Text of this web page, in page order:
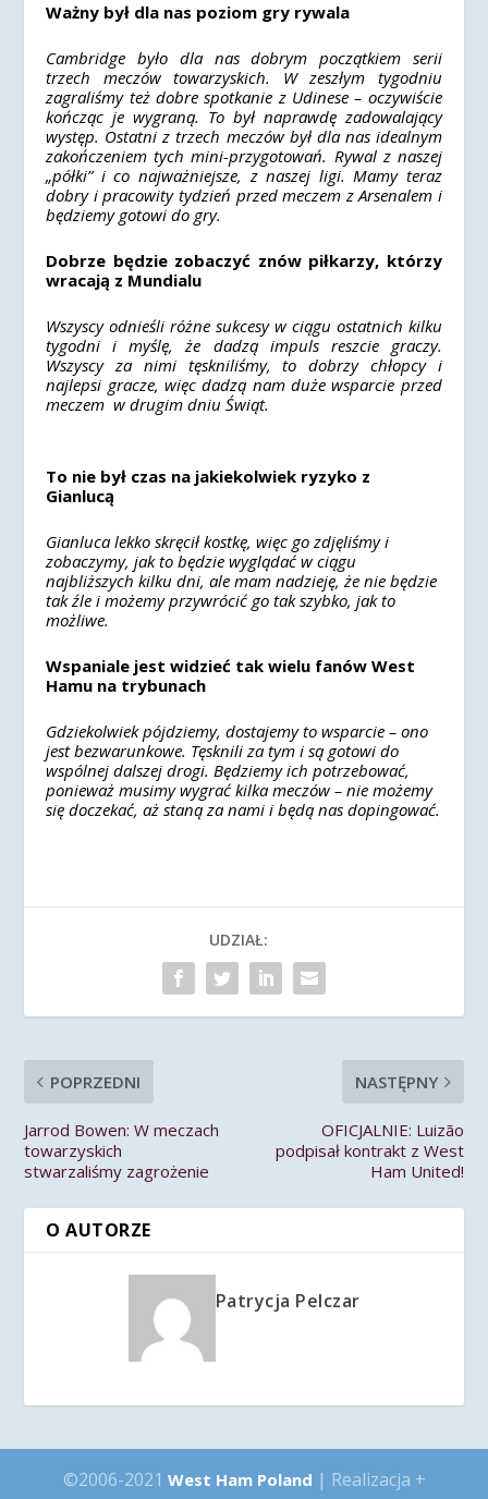
Ważny był dla nas poziom gry rywala
Cambridge było dla nas dobrym początkiem serii
trzech meczów towarzyskich. W zeszłym tygodniu
zagraliśmy też dobre spotkanie z Udinese – oczywiście
kończąc je wygraną. To był naprawdę zadowalający
występ. Ostatni z trzech meczów był dla nas idealnym
zakończeniem tych mini-przygotowań. Rywal z naszej
„półki” i co najważniejsze, z naszej ligi. Mamy teraz
dobry i pracowity tydzień przed meczem z Arsenalem i
będziemy gotowi do gry.
Dobrze będzie zobaczyć znów piłkarzy, którzy
wracają z Mundialu
Wszyscy odnieśli różne sukcesy w ciągu ostatnich kilku
tygodni i myślę, że dadzą impuls reszcie graczy.
Wszyscy za nimi tęskniliśmy, to dobrzy chłopcy i
najlepsi gracze, więc dadzą nam duże wsparcie przed
meczem w drugim dniu Świąt.
To nie był czas na jakiekolwiek ryzyko z
Gianlucą
Gianluca lekko skręcił kostkę, więc go zdjęliśmy i
zobaczymy, jak to będzie wyglądać w ciągu
najbliższych kilku dni, ale mam nadzieję, że nie będzie
tak źle i możemy przywrócić go tak szybko, jak to
możliwe.
Wspaniale jest widzieć tak wielu fanów West
Hamu na trybunach
Gdziekolwiek pójdziemy, dostajemy to wsparcie – ono
jest bezwarunkowe. Tęsknili za tym i są gotowi do
wspólnej dalszej drogi. Będziemy ich potrzebować,
ponieważ musimy wygrać kilka meczów – nie możemy
się doczekać, aż staną za nami i będą nas dopingować.
UDZIAŁ:
POPRZEDNI
Jarrod Bowen: W meczach
towarzyskich
stwarzaliśmy zagrożenie
NASTĘPNY
OFICJALNIE: Luizão
podpisał kontrakt z West
Ham United!
O AUTORZE
Patrycja Pelczar
©2006-2021 West Ham Poland | Realizacja +